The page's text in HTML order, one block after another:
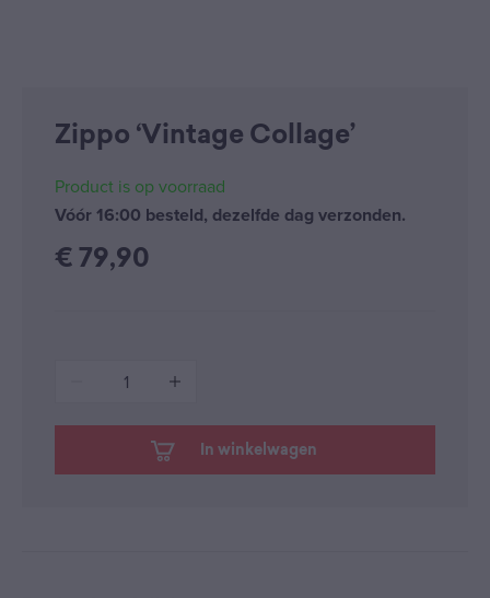
Zippo ‘Vintage Collage’
Product is op voorraad
Vóór 16:00 besteld, dezelfde dag verzonden.
€ 79,90
1
In winkelwagen